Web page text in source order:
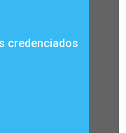
credenciados